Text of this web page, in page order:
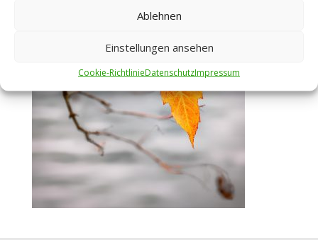
Ablehnen
Einstellungen ansehen
Cookie-RichtlinieDatenschutzImpressum